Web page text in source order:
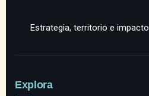
Estrategia, territorio e impacto
Explora